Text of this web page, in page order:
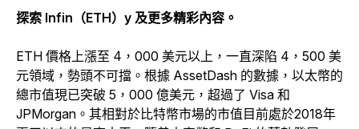
探索 Infin（ETH）y 及更多精彩內容。
ETH 價格上漲至 4，000 美元以上，一直深陷 4，500 美
元領域，勢頭不可擋。根據 AssetDash 的數據，以太幣的
總市值現已突破 5，000 億美元，超過了 Visa 和
JPMorgan。其相對於比特幣市場的市值目前處於2018年